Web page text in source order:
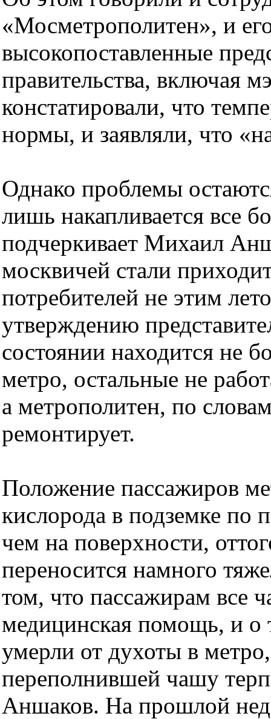
«Мосметрополитен», и
высокопоставленные
правительства, включая
констатировали, что
нормы, и заявляли, что
Однако проблемы
лишь накапливается все
подчеркивает Михаил
москвичей стали
потребителей не этим
утверждению
состоянии находится не
метро, остальные не
а метрополитен, по
ремонтирует.
Положение пассажиров
кислорода в подземке
чем на поверхности,
переносится намного
том, что пассажирам все
медицинская помощь, и о
умерли от духоты в
переполнившей чашу
Аншаков. На прошлой